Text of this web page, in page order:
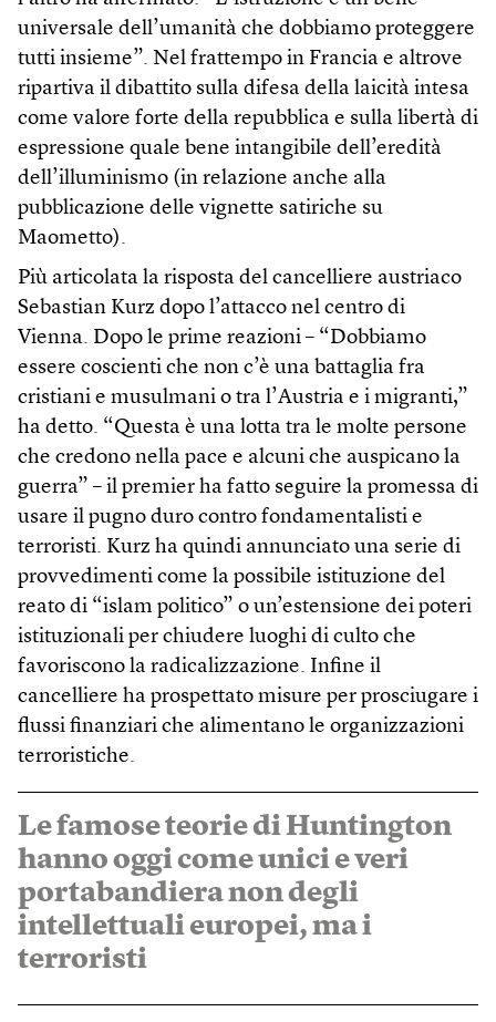
universale dell’umanità che dobbiamo proteggere
tutti insieme”. Nel frattempo in Francia e altrove
ripartiva il dibattito sulla difesa della laicità intesa
come valore forte della repubblica e sulla libertà di
espressione quale bene intangibile dell’eredità
dell’illuminismo (in relazione anche alla
pubblicazione delle vignette satiriche su
Maometto).
Più articolata la risposta del cancelliere austriaco
Sebastian Kurz dopo l’attacco nel centro di
Vienna. Dopo le prime reazioni – “Dobbiamo
essere coscienti che non c’è una battaglia fra
cristiani e musulmani o tra l’Austria e i migranti,”
ha detto. “Questa è una lotta tra le molte persone
che credono nella pace e alcuni che auspicano la
guerra” – il premier ha fatto seguire la promessa di
usare il pugno duro contro fondamentalisti e
terroristi. Kurz ha quindi annunciato una serie di
provvedimenti come la possibile istituzione del
reato di “islam politico” o un’estensione dei poteri
istituzionali per chiudere luoghi di culto che
favoriscono la radicalizzazione. Infine il
cancelliere ha prospettato misure per prosciugare i
flussi finanziari che alimentano le organizzazioni
terroristiche.
Le famose teorie di Huntington
hanno oggi come unici e veri
portabandiera non degli
intellettuali europei, ma i
terroristi